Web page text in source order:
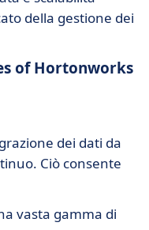
della gestione dei
of Hortonworks
dei dati da
Ciò consente
vasta gamma di